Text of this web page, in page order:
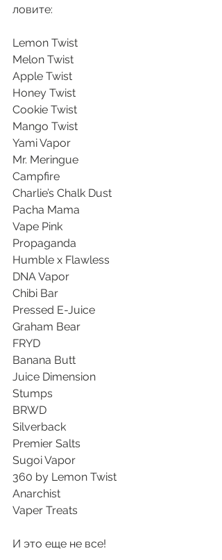
ловите:
Lemon Twist
Melon Twist
Apple Twist
Honey Twist
Cookie Twist
Mango Twist
Yami Vapor
Mr. Meringue
Campfire
Charlie’s Chalk Dust
Pacha Mama
Vape Pink
Propaganda
Humble x Flawless
DNA Vapor
Chibi Bar
Pressed E-Juice
Graham Bear
FRYD
Banana Butt
Juice Dimension
Stumps
BRWD
Silverback
Premier Salts
Sugoi Vapor
360 by Lemon Twist
Anarchist
Vaper Treats
И это еще не все!